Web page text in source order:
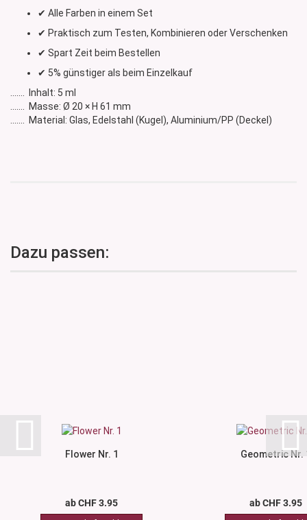
✔ Alle Farben in einem Set
✔ Praktisch zum Testen, Kombinieren oder Verschenken
✔ Spart Zeit beim Bestellen
✔ 5% günstiger als beim Einzelkauf
....... Inhalt: 5 ml
....... Masse: Ø 20 × H 61 mm
....... Material: Glas, Edelstahl (Kugel), Aluminium/PP (Deckel)
Dazu passen:
Flower Nr. 1
ab CHF 3.95
Geometric Nr.
ab CHF 3.95